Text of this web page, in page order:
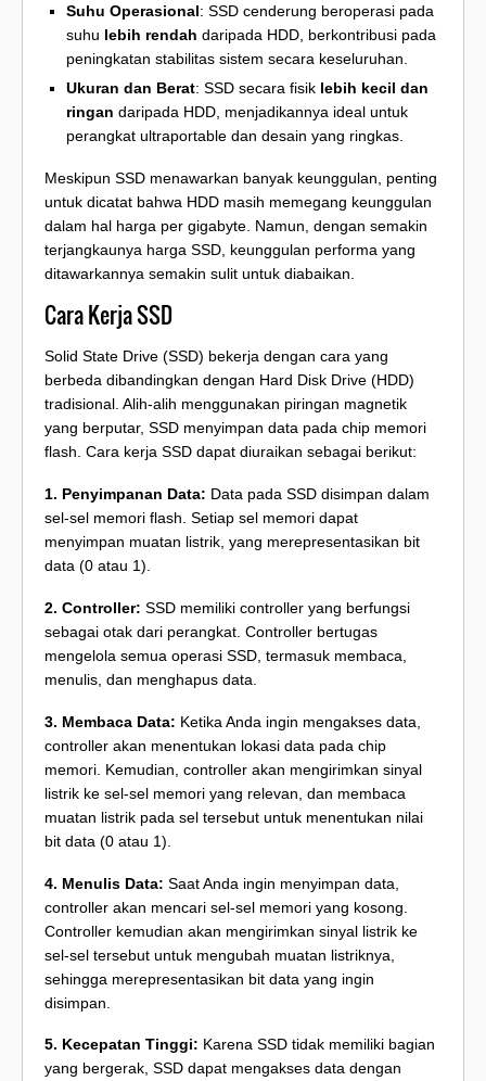
Suhu Operasional: SSD cenderung beroperasi pada
suhu lebih rendah daripada HDD, berkontribusi pada
peningkatan stabilitas sistem secara keseluruhan.
Ukuran dan Berat: SSD secara fisik lebih kecil dan
ringan daripada HDD, menjadikannya ideal untuk
perangkat ultraportable dan desain yang ringkas.
Meskipun SSD menawarkan banyak keunggulan, penting
untuk dicatat bahwa HDD masih memegang keunggulan
dalam hal harga per gigabyte. Namun, dengan semakin
terjangkaunya harga SSD, keunggulan performa yang
ditawarkannya semakin sulit untuk diabaikan.
Cara Kerja SSD
Solid State Drive (SSD) bekerja dengan cara yang
berbeda dibandingkan dengan Hard Disk Drive (HDD)
tradisional. Alih-alih menggunakan piringan magnetik
yang berputar, SSD menyimpan data pada chip memori
flash. Cara kerja SSD dapat diuraikan sebagai berikut:
1. Penyimpanan Data: Data pada SSD disimpan dalam
sel-sel memori flash. Setiap sel memori dapat
menyimpan muatan listrik, yang merepresentasikan bit
data (0 atau 1).
2. Controller: SSD memiliki controller yang berfungsi
sebagai otak dari perangkat. Controller bertugas
mengelola semua operasi SSD, termasuk membaca,
menulis, dan menghapus data.
3. Membaca Data: Ketika Anda ingin mengakses data,
controller akan menentukan lokasi data pada chip
memori. Kemudian, controller akan mengirimkan sinyal
listrik ke sel-sel memori yang relevan, dan membaca
muatan listrik pada sel tersebut untuk menentukan nilai
bit data (0 atau 1).
4. Menulis Data: Saat Anda ingin menyimpan data,
controller akan mencari sel-sel memori yang kosong.
Controller kemudian akan mengirimkan sinyal listrik ke
sel-sel tersebut untuk mengubah muatan listriknya,
sehingga merepresentasikan bit data yang ingin
disimpan.
5. Kecepatan Tinggi: Karena SSD tidak memiliki bagian
yang bergerak, SSD dapat mengakses data dengan